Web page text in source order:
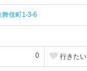
伎町1-3-6
0 行きたい